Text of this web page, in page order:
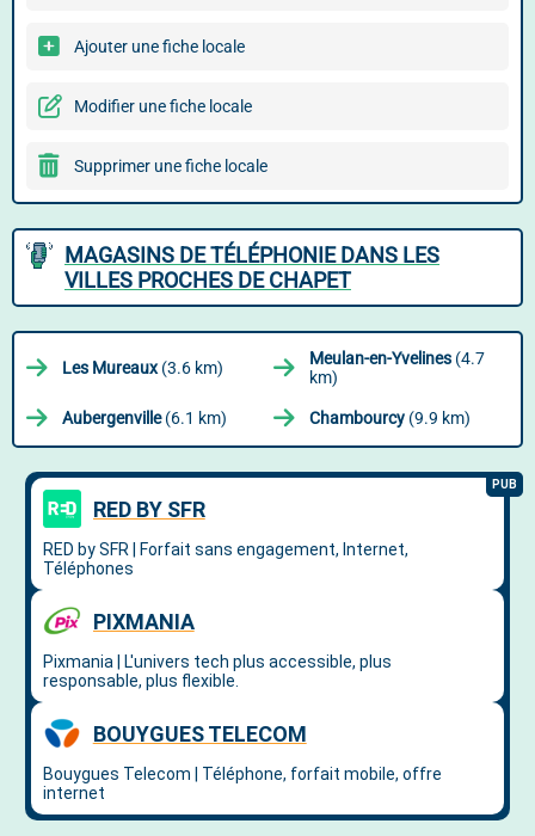
Ajouter une fiche locale
Modifier une fiche locale
Supprimer une fiche locale
MAGASINS DE TÉLÉPHONIE DANS LES
VILLES PROCHES DE CHAPET
Les Mureaux(3.6 km) Meulan-en-Yvelines (4.7
km)
Aubergenville(6.1 km) Chambourcy (9.9 km)